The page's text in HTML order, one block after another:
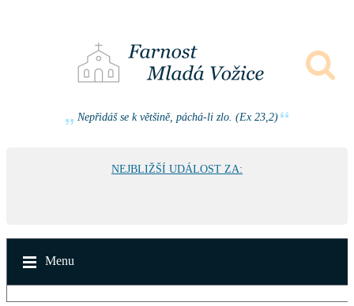
Nepřidáš se k většině, páchá-li zlo. (Ex 23,2)
NEJBLIŽŠÍ UDÁLOST ZA:
Menu